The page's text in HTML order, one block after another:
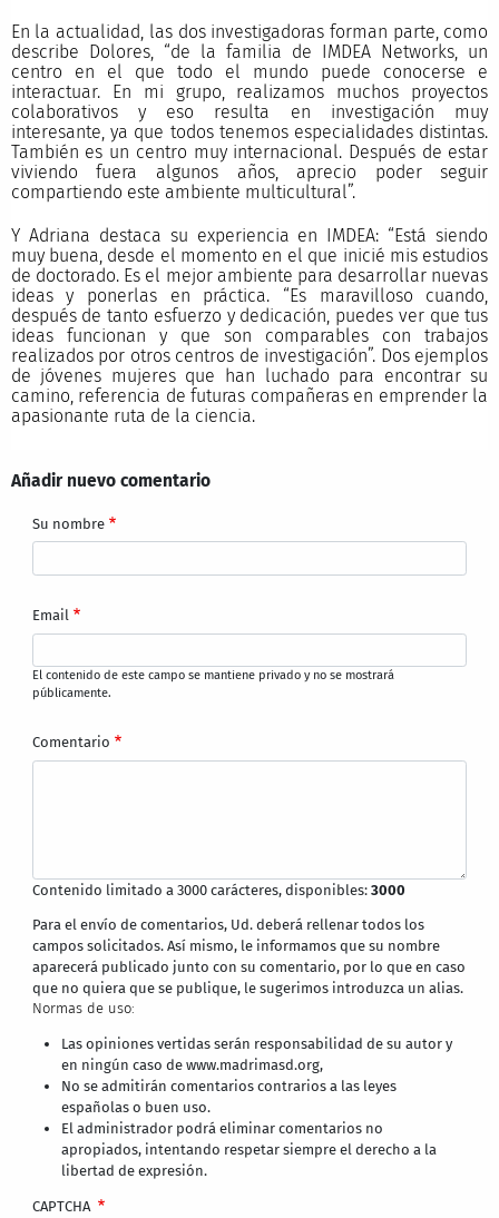
En la actualidad, las dos investigadoras forman parte, como
describe Dolores, “de la familia de IMDEA Networks, un
centro en el que todo el mundo puede conocerse e
interactuar. En mi grupo, realizamos muchos proyectos
colaborativos y eso resulta en investigación muy
interesante, ya que todos tenemos especialidades distintas.
También es un centro muy internacional. Después de estar
viviendo fuera algunos años, aprecio poder seguir
compartiendo este ambiente multicultural”.
Y Adriana destaca su experiencia en IMDEA: “Está siendo
muy buena, desde el momento en el que inicié mis estudios
de doctorado. Es el mejor ambiente para desarrollar nuevas
ideas y ponerlas en práctica. “Es maravilloso cuando,
después de tanto esfuerzo y dedicación, puedes ver que tus
ideas funcionan y que son comparables con trabajos
realizados por otros centros de investigación”. Dos ejemplos
de jóvenes mujeres que han luchado para encontrar su
camino, referencia de futuras compañeras en emprender la
apasionante ruta de la ciencia.
Añadir nuevo comentario
Su nombre
Email
El contenido de este campo se mantiene privado y no se mostrará
públicamente.
Comentario
Contenido limitado a 3000 carácteres, disponibles:3000
Para el envío de comentarios, Ud. deberá rellenar todos los
campos solicitados. Así mismo, le informamos que su nombre
aparecerá publicado junto con su comentario, por lo que en caso
que no quiera que se publique, le sugerimos introduzca un alias.
Normas de uso:
Las opiniones vertidas serán responsabilidad de su autor y
en ningún caso de www.madrimasd.org,
No se admitirán comentarios contrarios a las leyes
españolas o buen uso.
El administrador podrá eliminar comentarios no
apropiados, intentando respetar siempre el derecho a la
libertad de expresión.
CAPTCHA